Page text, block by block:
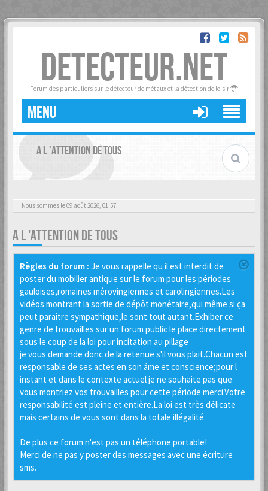
DETECTEUR.NET
Forum des particuliers sur le détecteur de métaux et la détection de loisir
MENU
A L 'ATTENTION DE TOUS
Nous sommes le 09 août 2026, 01:57
A L 'ATTENTION DE TOUS
Règles du forum : Je vous rappelle qu il est interdit de
poster du mobilier antique sur le forum pour les périodes
gauloises,romaines mérovingiennes et carolingiennes.Les
vidéos montrant la sortie de dépôt monétaire,qui même si ça
peut paraitre sympathique,le sont tout autant.Exhiber ce
genre de trouvailles sur un forum public le place directement
sous le coup de la loi pour incitation au pillage
je vous demande donc de la retenue s'il vous plait.Chacun est
responsable de ses actes en son âme et conscience;pour l
instant et dans le contexte actuel je ne souhaite pas que
vous montriez vos trouvailles pour cette période merci.Votre
responsabilité est pleine et entière.La loi est très délicate
mais certains de vous sont dans la totale illégalité.
De plus ce forum n'est pas un téléphone portable!
Merci de ne pas y poster des messages avec une écriture
sms.